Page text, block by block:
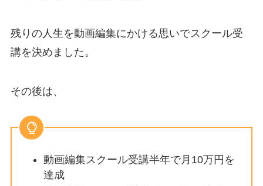
残りの人生を動画編集にかける思いでスクール受
講を決めました。
その後は、
動画編集スクール受講半年で月10万円を
達成